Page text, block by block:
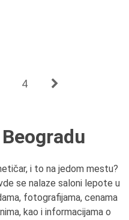
4
i to na jedom mestu?
se nalaze saloni lepote u
fotografijama, cenama
kao i informacijama o